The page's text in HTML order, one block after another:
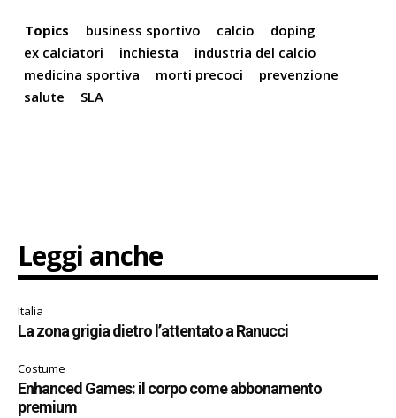
Topics business sportivo calcio
doping
ex calciatori
inchiesta
industria del calcio
medicina sportiva
morti precoci
prevenzione
salute
SLA
Leggi anche
Italia
La zona grigia dietro l’attentato a Ranucci
Costume
Enhanced Games: il corpo come abbonamento
premium